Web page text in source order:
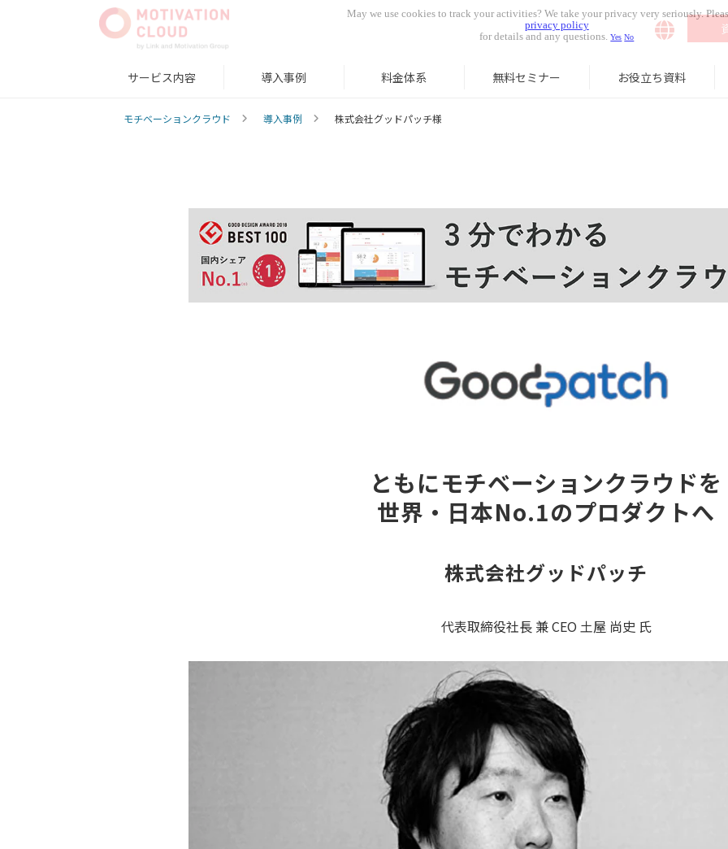
サービス内容 導入事例 料金体系 無料セミナー お役立ち資料
モチベーションクラウド 導入事例 株式会社グッドパッチ様
ともにモチベーションクラウドを
世界・日本No.1のプロダクトへ
株式会社グッドパッチ
代表取締役社長 兼 CEO 土屋 尚史 氏
May we use cookies to track your activities? We take your privacy very seriously.
privacy policy
for details and any questions.Yes No